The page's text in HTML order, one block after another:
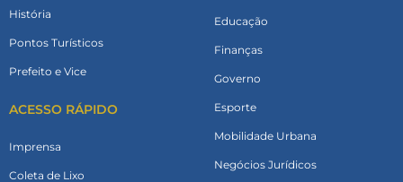
História
Pontos Turísticos
Prefeito e Vice
ACESSO RÁPIDO
Imprensa
Coleta de Lixo
Educação
Finanças
Governo
Esporte
Mobilidade Urbana
Negócios Jurídicos